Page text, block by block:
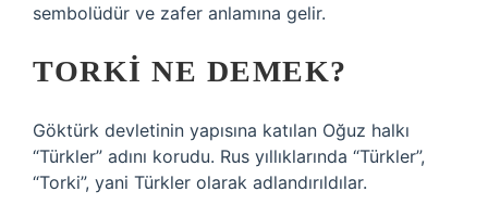
sembolüdür ve zafer anlamına gelir.
TORKI NE DEMEK?
Göktürk devletinin yapısına katılan Oğuz halkı
“Türkler” adını korudu. Rus yıllıklarında “Türkler”,
“Torki”, yani Türkler olarak adlandırıldılar.